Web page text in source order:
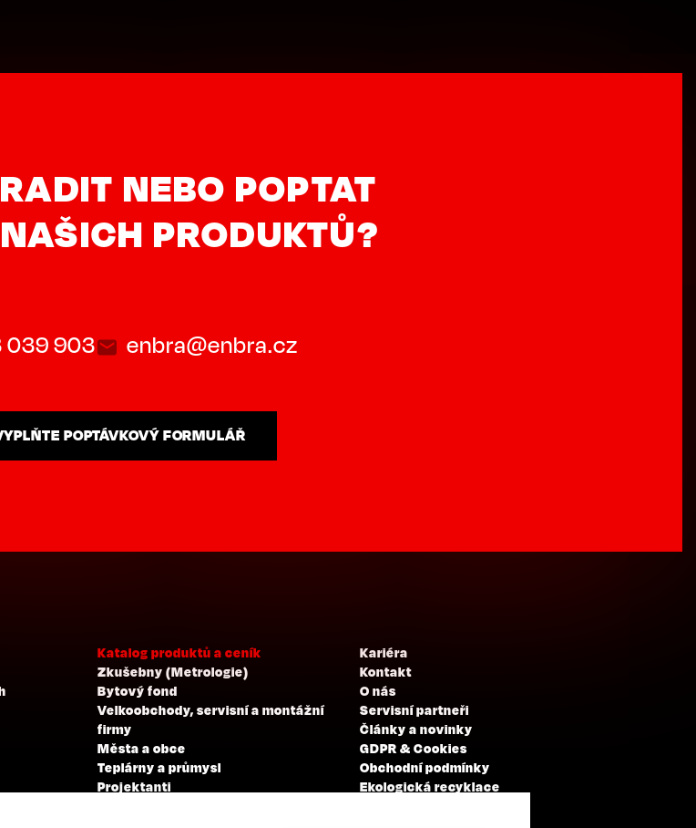
NEBO POPTAT
PRODUKTŮ?
039 903 enbra@enbra.cz
POPTÁVKOVÝ FORMULÁŘ
Katalog produktů a ceník
Zkušebny (Metrologie)
Bytový fond
Velkoobchody, servisní a montážní
firmy
Města a obce
Teplárny a průmysl
Projektanti
Kariéra
Kontakt
O nás
Servisní partneři
Články a novinky
GDPR & Cookies
Obchodní podmínky
Ekologická recyklace